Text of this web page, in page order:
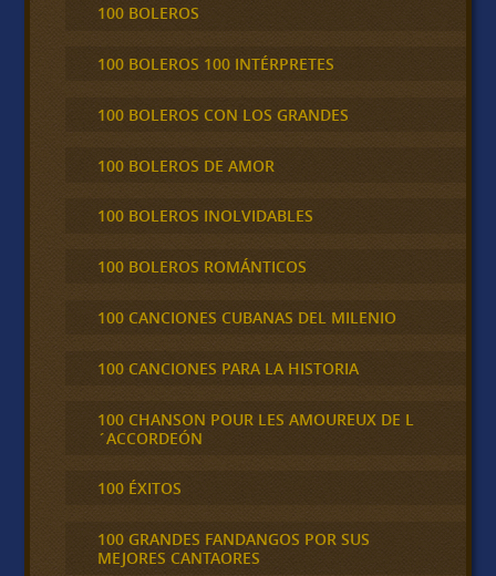
100 BOLEROS
100 BOLEROS 100 INTÉRPRETES
100 BOLEROS CON LOS GRANDES
100 BOLEROS DE AMOR
100 BOLEROS INOLVIDABLES
100 BOLEROS ROMÁNTICOS
100 CANCIONES CUBANAS DEL MILENIO
100 CANCIONES PARA LA HISTORIA
100 CHANSON POUR LES AMOUREUX DE L
´ACCORDEÓN
100 ÉXITOS
100 GRANDES FANDANGOS POR SUS
MEJORES CANTAORES